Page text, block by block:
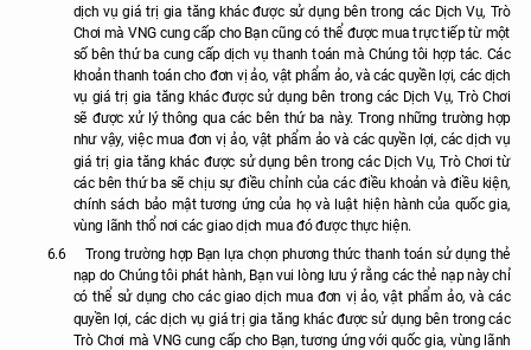
dịch vụ giá trị gia tăng khác được sử dụng bên trong các Dịch Vụ, Trò
Chơi mà VNG cung cấp cho Bạn cũng có thể được mua trực tiếp từ một
số bên thứ ba cung cấp dịch vụ thanh toán mà Chúng tôi hợp tác. Các
khoản thanh toán cho đơn vị ảo, vật phẩm ảo, và các quyền lợi, các dịch
vụ giá trị gia tăng khác được sử dụng bên trong các Dịch Vụ, Trò Chơi
sẽ được xử lý thông qua các bên thứ ba này. Trong những trường hợp
như vậy, việc mua đơn vị ảo, vật phẩm ảo và các quyền lợi, các dịch vụ
giá trị gia tăng khác được sử dụng bên trong các Dịch Vụ, Trò Chơi từ
các bên thứ ba sẽ chịu sự điều chỉnh của các điều khoản và điều kiện,
chính sách bảo mật tương ứng của họ và luật hiện hành của quốc gia,
vùng lãnh thổ nơi các giao dịch mua đó được thực hiện.
6.6
Trong trường hợp Bạn lựa chọn phương thức thanh toán sử dụng thẻ
nạp do Chúng tôi phát hành, Bạn vui lòng lưu ý rằng các thẻ nạp này chỉ
có thể sử dụng cho các giao dịch mua đơn vị ảo, vật phẩm ảo, và các
quyền lợi, các dịch vụ giá trị gia tăng khác được sử dụng bên trong các
Trò Chơi mà VNG cung cấp cho Bạn, tương ứng với quốc gia, vùng lãnh